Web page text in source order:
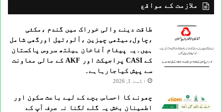
ملازمت کے مواقع
طاقت دینے والی خوراک میں گندم ،مکئی
،چاول،میٹھی چیزین ،آلو،تیل اورگھی شامل
ہیں۔یہ پیغام آغاخان ہیلتھ سروس پاکستان
کے CASI پراجیکٹ اور AKF کے مالی معاونت
سے پیش کیاجارہاہے۔
اگست 1, 2026
چھونے کا احساس بچے کے لیے باعث سکون اور
اطمینان بخش یہ گلے لگنا نہ صرف آپ کے